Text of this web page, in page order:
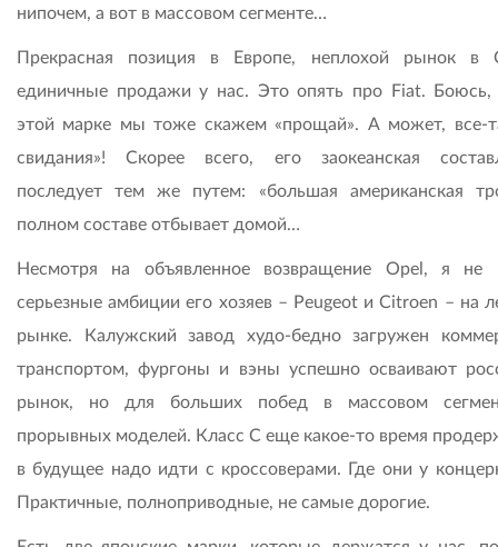
нипочем, а вот в массовом сегменте…
Прекрасная позиция в Европе, неплохой рынок
единичные продажи у нас. Это опять про Fiat. Боюсь,
этой марке мы тоже скажем «прощай». А может, все-
свидания»! Скорее всего, его заокеанская
последует тем же путем: «большая американская
полном составе отбывает домой…
Несмотря на объявленное возвращение Opel, я
серьезные амбиции его хозяев – Peugeot и Citroen – на
рынке. Калужский завод худо-бедно загружен
транспортом, фургоны и вэны успешно осваивают
рынок, но для больших побед в массовом
прорывных моделей. Класс С еще какое-то время
в будущее надо идти с кроссоверами. Где они у
Практичные, полноприводные, не самые дорогие.